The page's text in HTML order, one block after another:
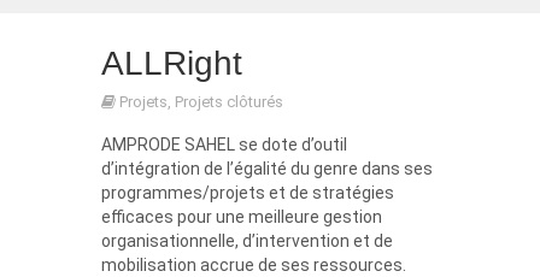
des kits scolaires aux enfants par AMPRODE Sahel a GAO
ALLRight
Projets, Projets clôturés
AMPRODE SAHEL se dote d’outil
d’intégration de l’égalité du genre dans ses
programmes/projets et de stratégies
efficaces pour une meilleure gestion
organisationnelle, d’intervention et de
mobilisation accrue de ses ressources.